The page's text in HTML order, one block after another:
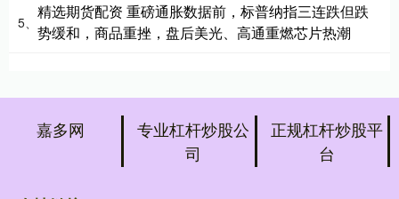
5、
精选期货配资 重磅通胀数据前，标普纳指三连跌但跌
势缓和，商品重挫，盘后美光、高通重燃芯片热潮
嘉多网
专业杠杆炒股公
司
正规杠杆炒股平
台